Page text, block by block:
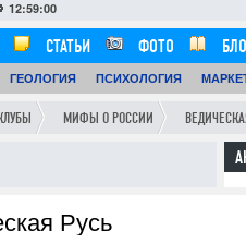
12:59:00
СТАТЬИ ФОТО
ГЕОЛОГИЯ ПСИХОЛОГИЯ
МИФЫ О РОССИИ
Русь